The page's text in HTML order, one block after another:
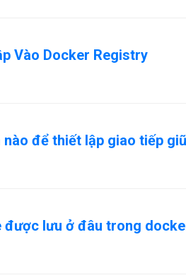
Vào Docker Registry
nào để thiết lập giao tiếp
được lưu ở đâu trong